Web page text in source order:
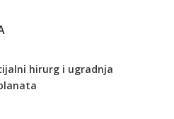
hirurg i ugradnja